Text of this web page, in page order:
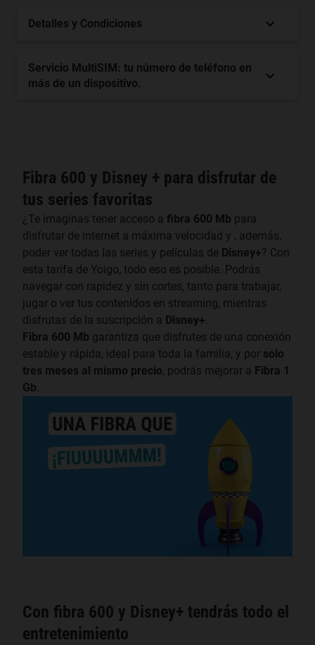
Detalles y Condiciones
Servicio MultiSIM: tu número de teléfono en
más de un dispositivo.
Fibra 600 y Disney + para disfrutar de
tus series favoritas
¿Te imaginas tener acceso a fibra 600 Mb para
disfrutar de internet a máxima velocidad y , además,
poder ver todas las series y películas de Disney+? Con
esta tarifa de Yoigo, todo eso es posible. Podrás
navegar con rapidez y sin cortes, tanto para trabajar,
jugar o ver tus contenidos en streaming, mientras
disfrutas de la suscripción a Disney+
Fibra 600 Mb garantiza que disfrutes de una conexión
estable y rápida, ideal para toda la familia, y por solo
tres meses al mismo precio, podrás mejorar a Fibra 1
Gb
Con fibra 600 y Disney+ tendrás todo el
entretenimiento